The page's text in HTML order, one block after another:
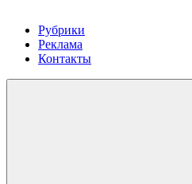
Рубрики
Реклама
Контакты